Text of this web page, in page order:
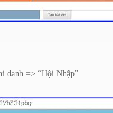
danh => “Hội Nhập”.